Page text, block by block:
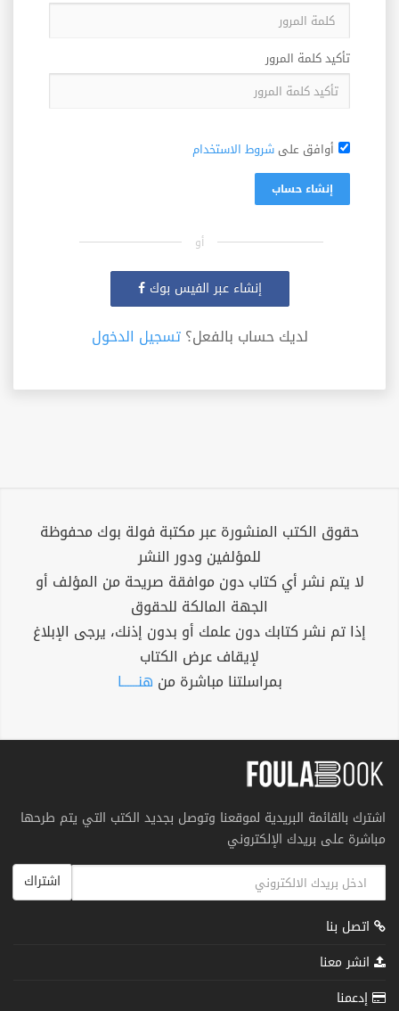
تأكيد كلمة المرور
أوافق على شروط الاستخدام
إنشاء حساب
أو
إنشاء عبر الفيس بوك
لديك حساب بالفعل؟تسجيل الدخول
حقوق الكتب المنشورة عبر مكتبة فولة بوك محفوظة
للمؤلفين ودور النشر
لا يتم نشر أي كتاب دون موافقة صريحة من المؤلف أو
الجهة المالكة للحقوق
إذا تم نشر كتابك دون علمك أو بدون إذنك، يرجى الإبلاغ
لإيقاف عرض الكتاب
بمراسلتنا مباشرة من هنــــــا
اشترك بالقائمة البريدية لموقعنا وتوصل بجديد الكتب التي يتم طرحها
مباشرة على بريدك الإلكتروني
اشتراك
اتصل بنا
انشر معنا
إدعمنا